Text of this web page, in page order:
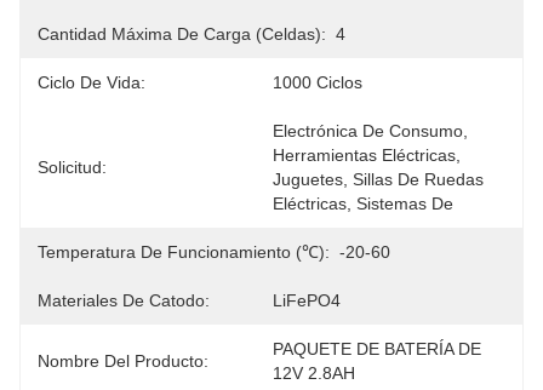
Cantidad Máxima De Carga (celdas): 4
Ciclo De Vida: 1000 Ciclos
Solicitud:
Electrónica De Consumo,
Herramientas Eléctricas,
Juguetes, Sillas De Ruedas
Eléctricas, Sistemas De
Temperatura De Funcionamiento (℃): -20-60
Materiales De Catodo: LiFePO4
Nombre Del Producto:
PAQUETE DE BATERÍA DE
12V 2.8AH